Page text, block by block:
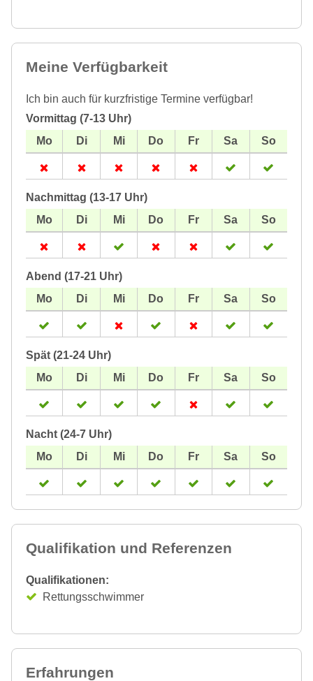
Meine Verfügbarkeit
Ich bin auch für kurzfristige Termine verfügbar!
Vormittag (7-13 Uhr)
Nachmittag (13-17 Uhr)
Abend (17-21 Uhr)
Spät (21-24 Uhr)
Nacht (24-7 Uhr)
Qualifikation und Referenzen
Qualifikationen:
Rettungsschwimmer
Erfahrungen